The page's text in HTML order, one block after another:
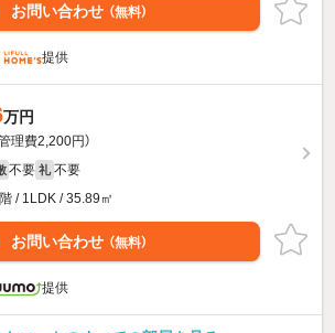
お問い合わせ （無料）
提供
万円
管理費2,200円）
不要 礼 不要
/ 1LDK / 35.89㎡
お問い合わせ （無料）
提供